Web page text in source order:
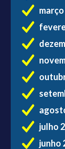
julho
junho